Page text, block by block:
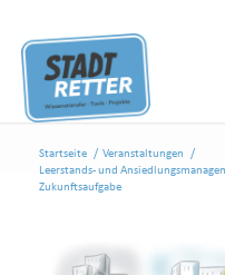
Startseite / Veranstaltungen
/
Leerstands- und
Zukunftsaufgabe